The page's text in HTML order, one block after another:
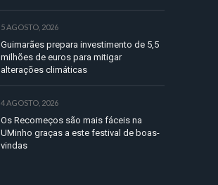
5 AGOSTO, 2026
Guimarães prepara investimento de 5,5
milhões de euros para mitigar
alterações climáticas
4 AGOSTO, 2026
Os Recomeços são mais fáceis na
UMinho graças a este festival de boas-
vindas